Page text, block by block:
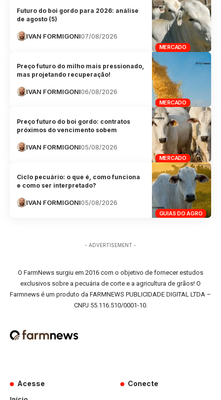
MERCADO
Futuro do boi gordo para 2026: análise
de agosto (5)
IVAN FORMIGONI07/08/2026
MERCADO
Preço futuro do milho mais pressionado,
mas projetando recuperação!
IVAN FORMIGONI06/08/2026
MERCADO
Preço futuro do boi gordo: contratos
próximos do vencimento sobem
IVAN FORMIGONI05/08/2026
GUIAS DO AGRO
Ciclo pecuário: o que é, como funciona
e como ser interpretado?
IVAN FORMIGONI05/08/2026
- ADVERTISEMENT -
O FarmNews surgiu em 2016 com o objetivo de fornecer estudos
exclusivos sobre a pecuária de corte e a agricultura de grãos! O
Farmnews é um produto da FARMNEWS PUBLICIDADE DIGITAL LTDA –
CNPJ 55.116.510/0001-10.
Acesse Conecte